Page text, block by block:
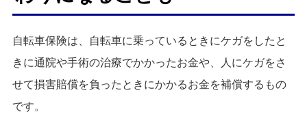
自転車保険は、自転車に乗っているときにケガをしたと
きに通院や手術の治療でかかったお金や、人にケガをさ
せて損害賠償を負ったときにかかるお金を補償するもの
です。